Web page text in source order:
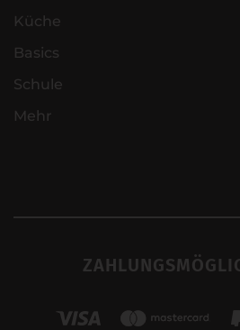
Küche
Basics
Schule
Mehr